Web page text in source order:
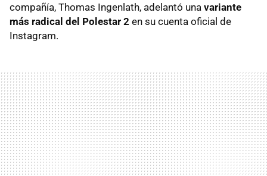
compañía, Thomas Ingenlath, adelantó una variante
más radical del Polestar 2 en su cuenta oficial de
Instagram.